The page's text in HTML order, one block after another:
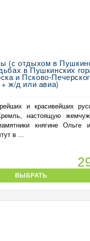
(с отдыхом в
в Пушкинских
и Псково-
ж/д или авиа)
и красивейших
настоящую
княгине Ольге
в ...
ВЫБРАТЬ